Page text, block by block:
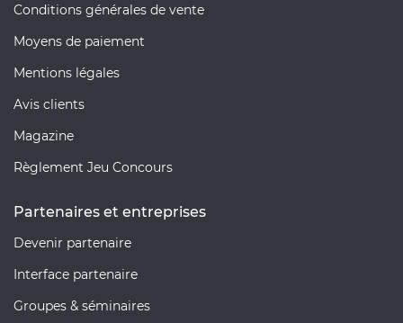
Conditions générales de vente
Moyens de paiement
Mentions légales
Avis clients
Magazine
Règlement Jeu Concours
Partenaires et entreprises
Devenir partenaire
Interface partenaire
Groupes & séminaires